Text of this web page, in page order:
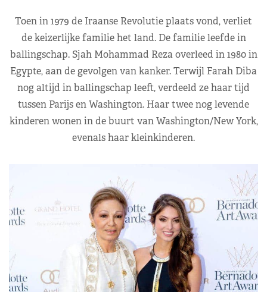
Toen in 1979 de Iraanse Revolutie plaats vond, verliet
de keizerlijke familie het land. De familie leefde in
ballingschap. Sjah Mohammad Reza overleed in 1980 in
Egypte, aan de gevolgen van kanker. Terwijl Farah Diba
nog altijd in ballingschap leeft, verdeeld ze haar tijd
tussen Parijs en Washington. Haar twee nog levende
kinderen wonen in de buurt van Washington/New York,
evenals haar kleinkinderen.